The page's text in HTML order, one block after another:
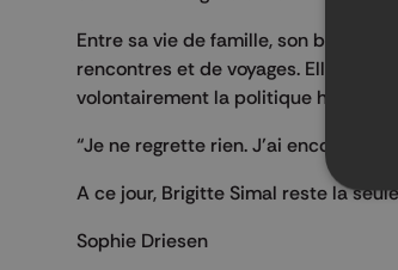
Entre sa vie de famille, son boulot
rencontres et de voyages. Elle
volontairement la politique hors de
“Je ne regrette rien. J’ai encore
A ce jour, Brigitte Simal reste la
Sophie Driesen